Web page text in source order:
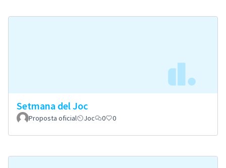
Setmana del Joc
Proposta oficial Joc 0 0